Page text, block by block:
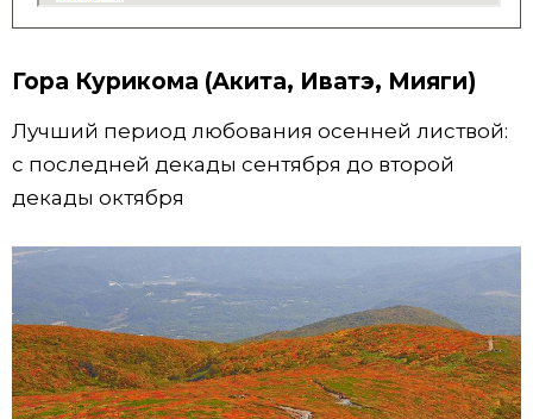
Гора Курикома (Акита, Иватэ, Мияги)
Лучший период любования осенней листвой:
с последней декады сентября до второй
декады октября